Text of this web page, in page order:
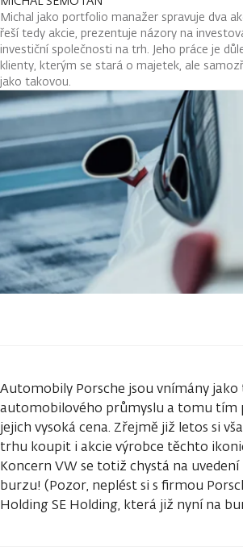
Michal jako portfolio manažer spravuje dva
řeší tedy akcie, prezentuje názory na
investiční společnosti na trh. Jeho práce je
klienty, kterým se stará o majetek, ale
jako takovou.
Automobily Porsche jsou vnímány
automobilového průmyslu a tomu tím
jejich vysoká cena. Zřejmě již letos si
trhu koupit i akcie výrobce těchto
Koncern VW se totiž chystá na
burzu! (Pozor, neplést si s firmou
Holding SE Holding, která již nyní na